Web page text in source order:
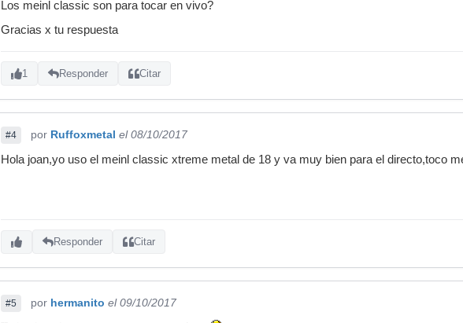
Los meinl classic son para tocar en vivo?
Gracias x tu respuesta
1 Responder Citar
#4 por Ruffoxmetal el 08/10/2017
Hola joan,yo uso el meinl classic xtreme metal de 18 y va muy bien para el directo,toco
Responder Citar
#5 por hermanito el 09/10/2017